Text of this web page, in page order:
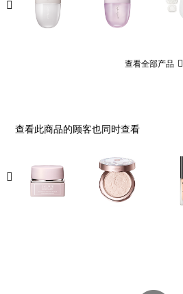
查看全部产品
查看此商品的顾客也同时查看